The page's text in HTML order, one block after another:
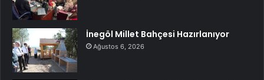
İnegöl Millet Bahçesi Hazırlanıyor
Ağustos 6, 2026